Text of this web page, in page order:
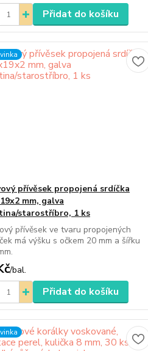
Přidat do košíku
přívěsek propojená srdíčka
mm, galva
starostříbro, 1 ks
přívěsek ve tvaru propojených
má výšku s očkem 20 mm a šířku
/bal.
Přidat do košíku